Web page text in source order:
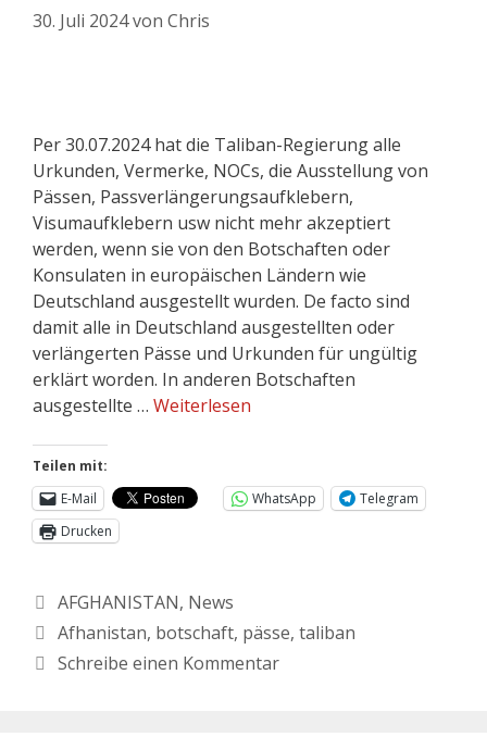
30. Juli 2024von Chris
Per 30.07.2024 hat die Taliban-Regierung alle
Urkunden, Vermerke, NOCs, die Ausstellung von
Pässen, Passverlängerungsaufklebern,
Visumaufklebern usw nicht mehr akzeptiert
werden, wenn sie von den Botschaften oder
Konsulaten in europäischen Ländern wie
Deutschland ausgestellt wurden. De facto sind
damit alle in Deutschland ausgestellten oder
verlängerten Pässe und Urkunden für ungültig
erklärt worden. In anderen Botschaften
ausgestellte … Weiterlesen
Teilen mit:
E-Mail
WhatsApp
Telegram
Drucken
AFGHANISTAN, News
Afhanistan, botschaft, pässe, taliban
Schreibe einen Kommentar